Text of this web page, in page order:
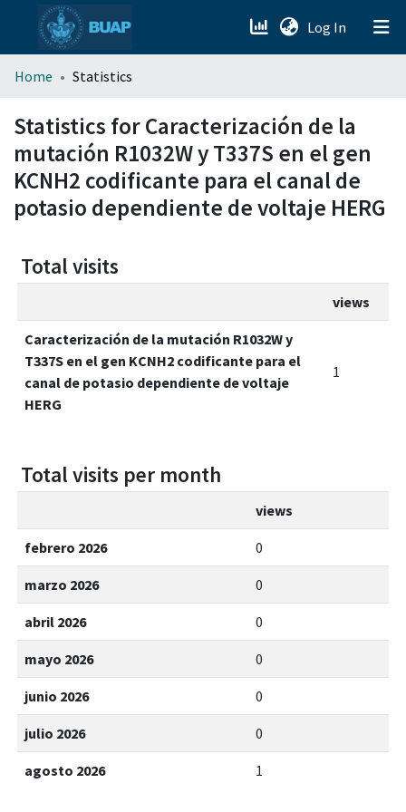
Log In (current)
menu.section.about_menu
All of DSpace
Home Statistics
Statistics for Caracterización de la
mutación R1032W y T337S en el gen
KCNH2 codificante para el canal de
potasio dependiente de voltaje HERG
Total visits
views
Caracterización de la mutación R1032W y
T337S en el gen KCNH2 codificante para el
canal de potasio dependiente de voltaje
HERG
1
Total visits per month
views
febrero 2026 0
marzo 2026 0
abril 2026 0
mayo 2026 0
junio 2026 0
julio 2026 0
agosto 2026 1